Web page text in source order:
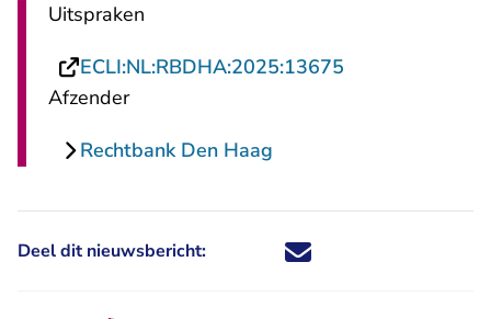
Uitspraken
ECLI:NL:RBDHA:2025:13675
Afzender
Rechtbank Den Haag
Deel dit nieuwsbericht: Deel dit nieuwsbericht via X -
Deel dit nieuwsbericht via
Deel dit nieuwsbericht
Deel dit